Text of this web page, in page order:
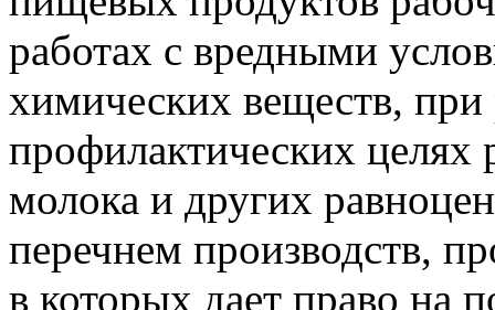
работах с вредными
химических веществ,
профилактических целях
молока и других
перечнем производств,
в которых дает право на